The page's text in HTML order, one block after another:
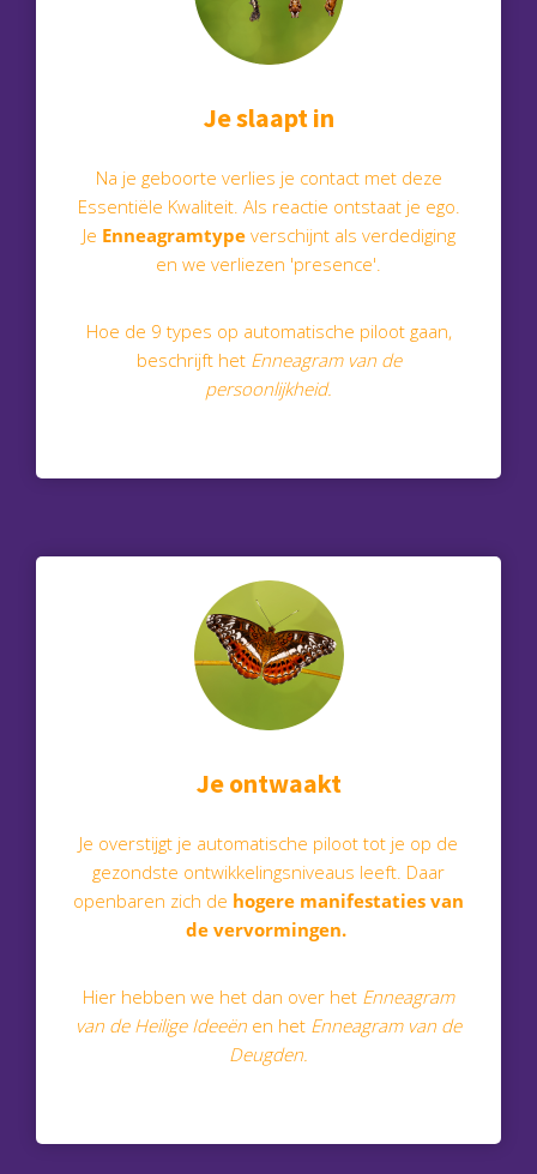
Je slaapt in
Na je geboorte verlies je contact met deze
Essentiële Kwaliteit. Als reactie ontstaat je ego.
Je Enneagramtypeverschijnt als verdediging
en we verliezen 'presence'.
Hoe de 9 types op automatische piloot gaan,
beschrijft het Enneagram van de
persoonlijkheid.
Je ontwaakt
Je overstijgt je automatische piloot tot je op de
gezondste ontwikkelingsniveaus leeft. Daar
openbaren zich de hogere manifestaties van
de vervormingen.
Hier hebben we het dan over het Enneagram
van de Heilige Ideeën en het Enneagram van de
Deugden.